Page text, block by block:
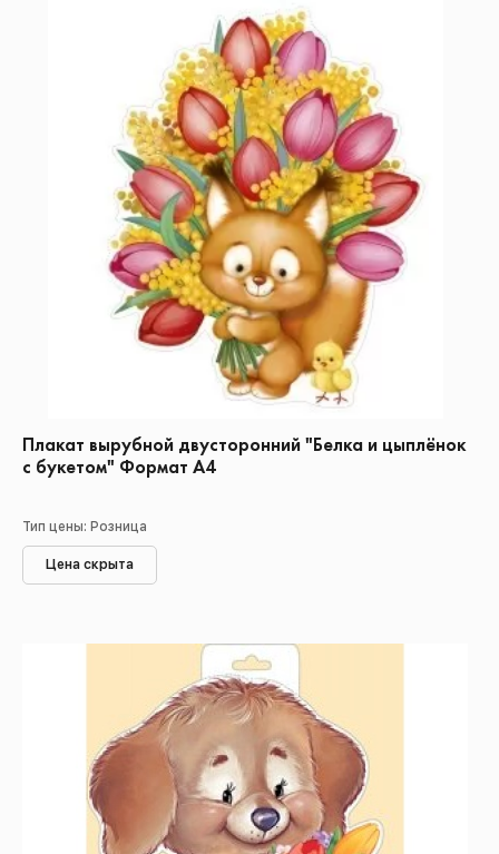
Плакат вырубной двусторонний "Белка и цыплёнок
с букетом" Формат А4
Тип цены: Розница
Цена скрыта